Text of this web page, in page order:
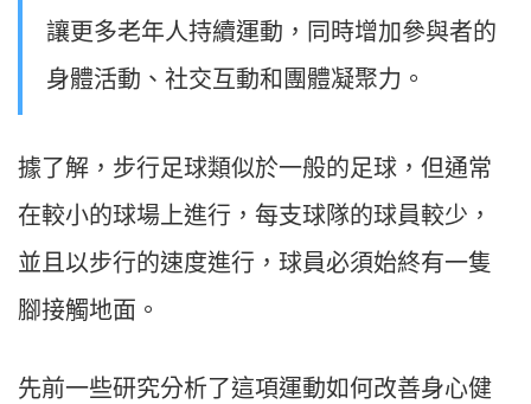
讓更多老年人持續運動，同時增加參與者的
身體活動、社交互動和團體凝聚力。
據了解，步行足球類似於一般的足球，但通常
在較小的球場上進行，每支球隊的球員較少，
並且以步行的速度進行，球員必須始終有一隻
腳接觸地面。
先前一些研究分析了這項運動如何改善身心健